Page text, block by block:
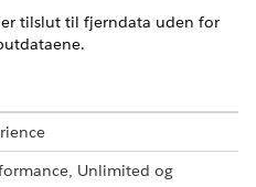
tilslut til fjerndata uden for
Unlimited og